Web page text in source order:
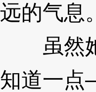
远的气息。
虽然她
知道一点